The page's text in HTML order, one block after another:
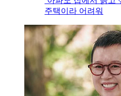
주택이라 어려워